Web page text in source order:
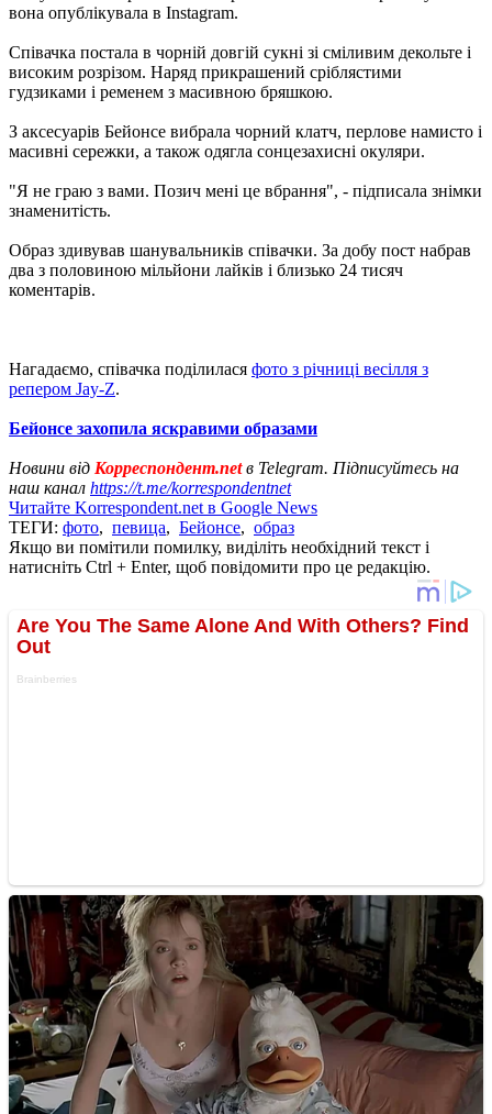
вона опублікувала в Instagram.
Співачка постала в чорній довгій сукні зі сміливим декольте і
високим розрізом. Наряд прикрашений сріблястими
гудзиками і ременем з масивною бряшкою.
З аксесуарів Бейонсе вибрала чорний клатч, перлове намисто і
масивні сережки, а також одягла сонцезахисні окуляри.
"Я не граю з вами. Позич мені це вбрання", - підписала знімки
знаменитість.
Образ здивував шанувальників співачки. За добу пост набрав
два з половиною мільйони лайків і близько 24 тисяч
коментарів.
Нагадаємо, співачка поділилася фото з річниці весілля з
репером Jay-Z.
Бейонсе захопила яскравими образами
Новини від Корреспондент.netв Telegram. Підписуйтесь на
наш канал https://t.me/korrespondentnet
Читайте Korrespondent.net в Google News
ТЕГИ: фото, певица, Бейонсе, образ
Якщо ви помітили помилку, виділіть необхідний текст і
натисніть Ctrl + Enter, щоб повідомити про це редакцію.